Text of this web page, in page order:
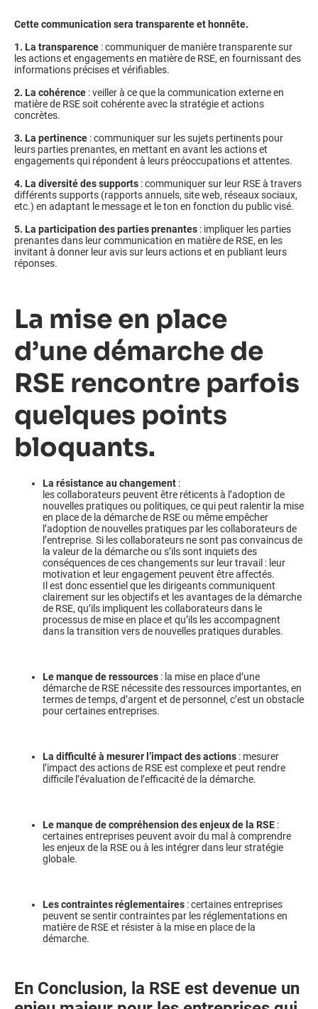
Cette communication sera transparente et honnête.
1. La transparence : communiquer de manière transparente sur
les actions et engagements en matière de RSE, en fournissant des
informations précises et vérifiables.
2. La cohérence : veiller à ce que la communication externe en
matière de RSE soit cohérente avec la stratégie et actions
concrètes.
3. La pertinence : communiquer sur les sujets pertinents pour
leurs parties prenantes, en mettant en avant les actions et
engagements qui répondent à leurs préoccupations et attentes.
4. La diversité des supports : communiquer sur leur RSE à travers
différents supports (rapports annuels, site web, réseaux sociaux,
etc.) en adaptant le message et le ton en fonction du public visé.
5. La participation des parties prenantes : impliquer les parties
prenantes dans leur communication en matière de RSE, en les
invitant à donner leur avis sur leurs actions et en publiant leurs
réponses.
La mise en place
d’une démarche de
RSE rencontre parfois
quelques points
bloquants.
La résistance au changement :
les collaborateurs peuvent être réticents à l’adoption de
nouvelles pratiques ou politiques, ce qui peut ralentir la mise
en place de la démarche de RSE ou même empêcher
l’adoption de nouvelles pratiques par les collaborateurs de
l’entreprise. Si les collaborateurs ne sont pas convaincus de
la valeur de la démarche ou s’ils sont inquiets des
conséquences de ces changements sur leur travail : leur
motivation et leur engagement peuvent être affectés.
Il est donc essentiel que les dirigeants communiquent
clairement sur les objectifs et les avantages de la démarche
de RSE, qu’ils impliquent les collaborateurs dans le
processus de mise en place et qu’ils les accompagnent
dans la transition vers de nouvelles pratiques durables.
Le manque de ressources : la mise en place d’une
démarche de RSE nécessite des ressources importantes, en
termes de temps, d’argent et de personnel, c’est un obstacle
pour certaines entreprises.
La difficulté à mesurer l’impact des actions : mesurer
l’impact des actions de RSE est complexe et peut rendre
difficile l’évaluation de l’efficacité de la démarche.
Le manque de compréhension des enjeux de la RSE :
certaines entreprises peuvent avoir du mal à comprendre
les enjeux de la RSE ou à les intégrer dans leur stratégie
globale.
Les contraintes réglementaires : certaines entreprises
peuvent se sentir contraintes par les réglementations en
matière de RSE et résister à la mise en place de la
démarche.
En Conclusion, la RSE est devenue un